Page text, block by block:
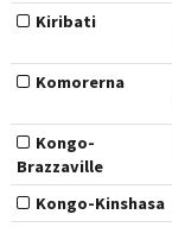
Kiribati
Komorerna
Kongo-
Brazzaville
Kongo-Kinshasa